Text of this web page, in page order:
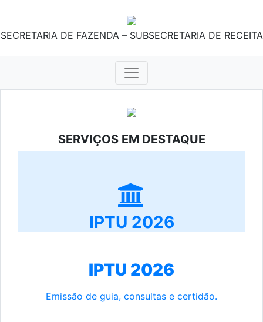
SECRETARIA DE FAZENDA – SUBSECRETARIA DE RECEITA
SERVIÇOS EM DESTAQUE
IPTU 2026
IPTU 2026
Emissão de guia, consultas e certidão.